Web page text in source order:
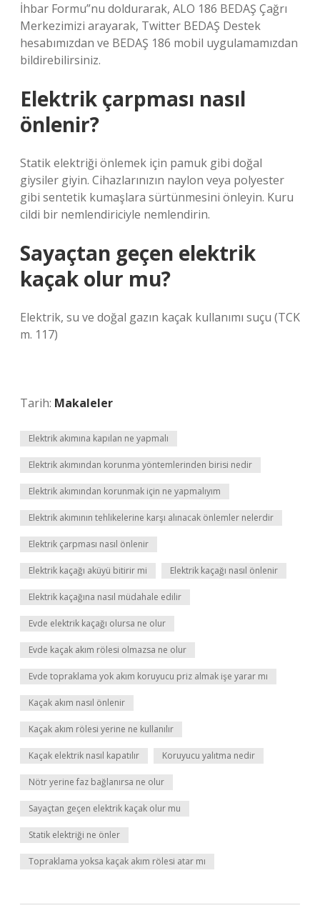
İhbar Formu”nu doldurarak, ALO 186 BEDAŞ Çağrı
Merkezimizi arayarak, Twitter BEDAŞ Destek
hesabımızdan ve BEDAŞ 186 mobil uygulamamızdan
bildirebilirsiniz.
Elektrik çarpması nasıl
önlenir?
Statik elektriği önlemek için pamuk gibi doğal
giysiler giyin. Cihazlarınızın naylon veya polyester
gibi sentetik kumaşlara sürtünmesini önleyin. Kuru
cildi bir nemlendiriciyle nemlendirin.
Sayaçtan geçen elektrik
kaçak olur mu?
Elektrik, su ve doğal gazın kaçak kullanımı suçu (TCK
m. 117)
Tarih: Makaleler
Elektrik akımına kapılan ne yapmalı
Elektrik akımından korunma yöntemlerinden birisi nedir
Elektrik akımından korunmak için ne yapmalıyım
Elektrik akımının tehlikelerine karşı alınacak önlemler nelerdir
Elektrik çarpması nasıl önlenir
Elektrik kaçağı aküyü bitirir mi Elektrik kaçağı nasıl önlenir
Elektrik kaçağına nasıl müdahale edilir
Evde elektrik kaçağı olursa ne olur
Evde kaçak akım rölesi olmazsa ne olur
Evde topraklama yok akım koruyucu priz almak işe yarar mı
Kaçak akım nasıl önlenir
Kaçak akım rölesi yerine ne kullanılır
Kaçak elektrik nasıl kapatılır Koruyucu yalıtma nedir
Nötr yerine faz bağlanırsa ne olur
Sayaçtan geçen elektrik kaçak olur mu
Statik elektriği ne önler
Topraklama yoksa kaçak akım rölesi atar mı